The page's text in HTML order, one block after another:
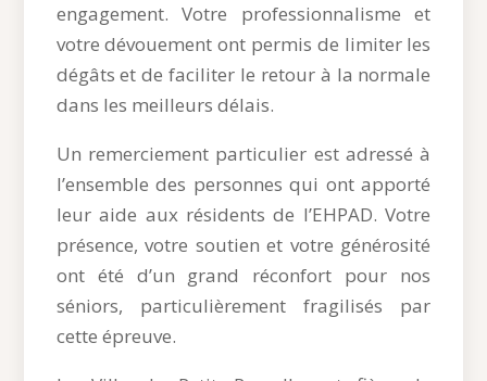
engagement. Votre professionnalisme et
votre dévouement ont permis de limiter les
dégâts et de faciliter le retour à la normale
dans les meilleurs délais.
Un remerciement particulier est adressé à
l’ensemble des personnes qui ont apporté
leur aide aux résidents de l’EHPAD. Votre
présence, votre soutien et votre générosité
ont été d’un grand réconfort pour nos
séniors, particulièrement fragilisés par
cette épreuve.